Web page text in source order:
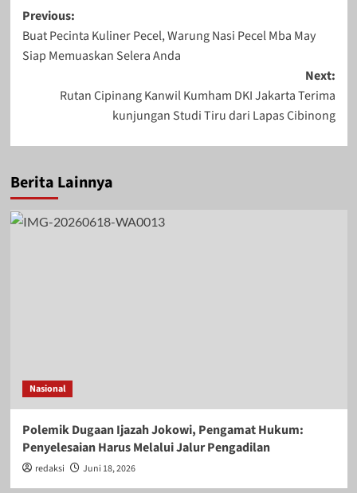
Post
navigation
Previous:
Buat Pecinta Kuliner Pecel, Warung Nasi Pecel Mba May
Siap Memuaskan Selera Anda
Next:
Rutan Cipinang Kanwil Kumham DKI Jakarta Terima
kunjungan Studi Tiru dari Lapas Cibinong
Berita Lainnya
Nasional
Polemik Dugaan Ijazah Jokowi, Pengamat Hukum:
Penyelesaian Harus Melalui Jalur Pengadilan
redaksi Juni 18, 2026